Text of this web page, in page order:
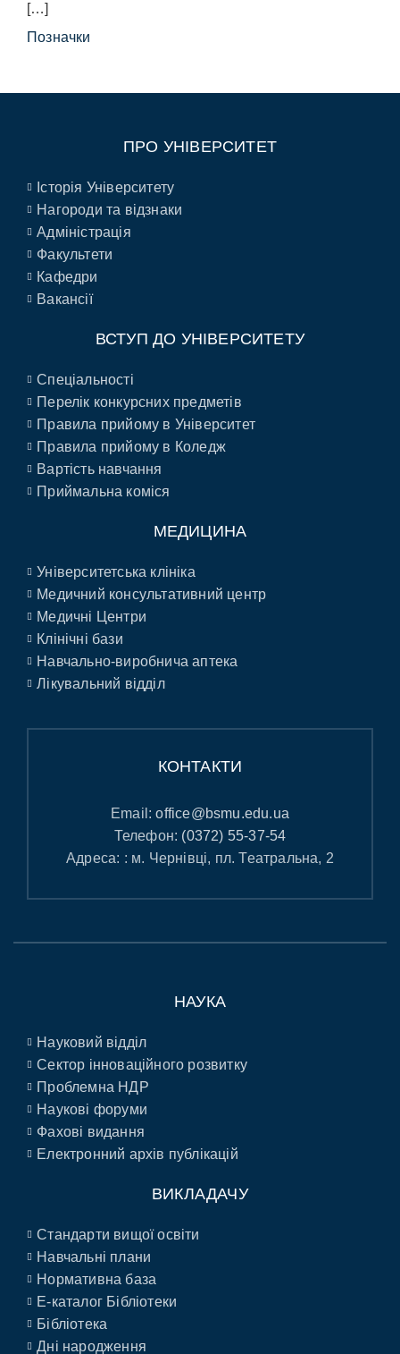
[…]
Позначки
ПРО УНІВЕРСИТЕТ
Історія Університету
Нагороди та відзнаки
Адміністрація
Факультети
Кафедри
Вакансії
ВСТУП ДО УНІВЕРСИТЕТУ
Спеціальності
Перелік конкурсних предметів
Правила прийому в Університет
Правила прийому в Коледж
Вартість навчання
Приймальна коміся
МЕДИЦИНА
Університетська клініка
Медичний консультативний центр
Медичні Центри
Клінічні бази
Навчально-виробнича аптека
Лікувальний відділ
КОНТАКТИ
Email:office@bsmu.edu.ua
Телефон: (0372) 55-37-54
Адреса: : м. Чернівці, пл. Театральна, 2
НАУКА
Науковий відділ
Сектор інноваційного розвитку
Проблемна НДР
Наукові форуми
Фахові видання
Електронний архів публікацій
ВИКЛАДАЧУ
Стандарти вищої освіти
Навчальні плани
Нормативна база
E-каталог Бібліотеки
Бібліотека
Дні народження